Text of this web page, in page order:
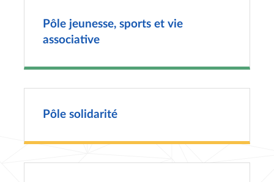
Pôle jeunesse, sports et vie
associative
Pôle solidarité